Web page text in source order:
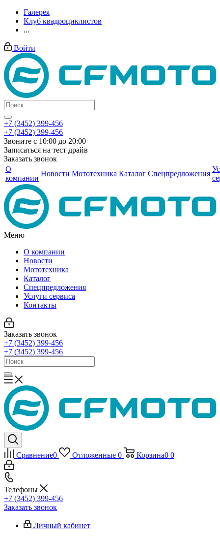
Галерея
Клуб квадроциклистов
...
Войти
+7 (3452) 399-456
+7 (3452) 399-456
Звоните с 10:00 до 20:00
Записаться на тест драйв
Заказать звонок
О
компании
Новости Мототехника Каталог Спецпредложения
Меню
О компании
Новости
Мототехника
Каталог
Спецпредложения
Услуги сервиса
Контакты
Заказать звонок
+7 (3452) 399-456
+7 (3452) 399-456
Сравнение0 Отложенные 0 Корзина0 0
Телефоны
+7 (3452) 399-456
Заказать звонок
Личный кабинет